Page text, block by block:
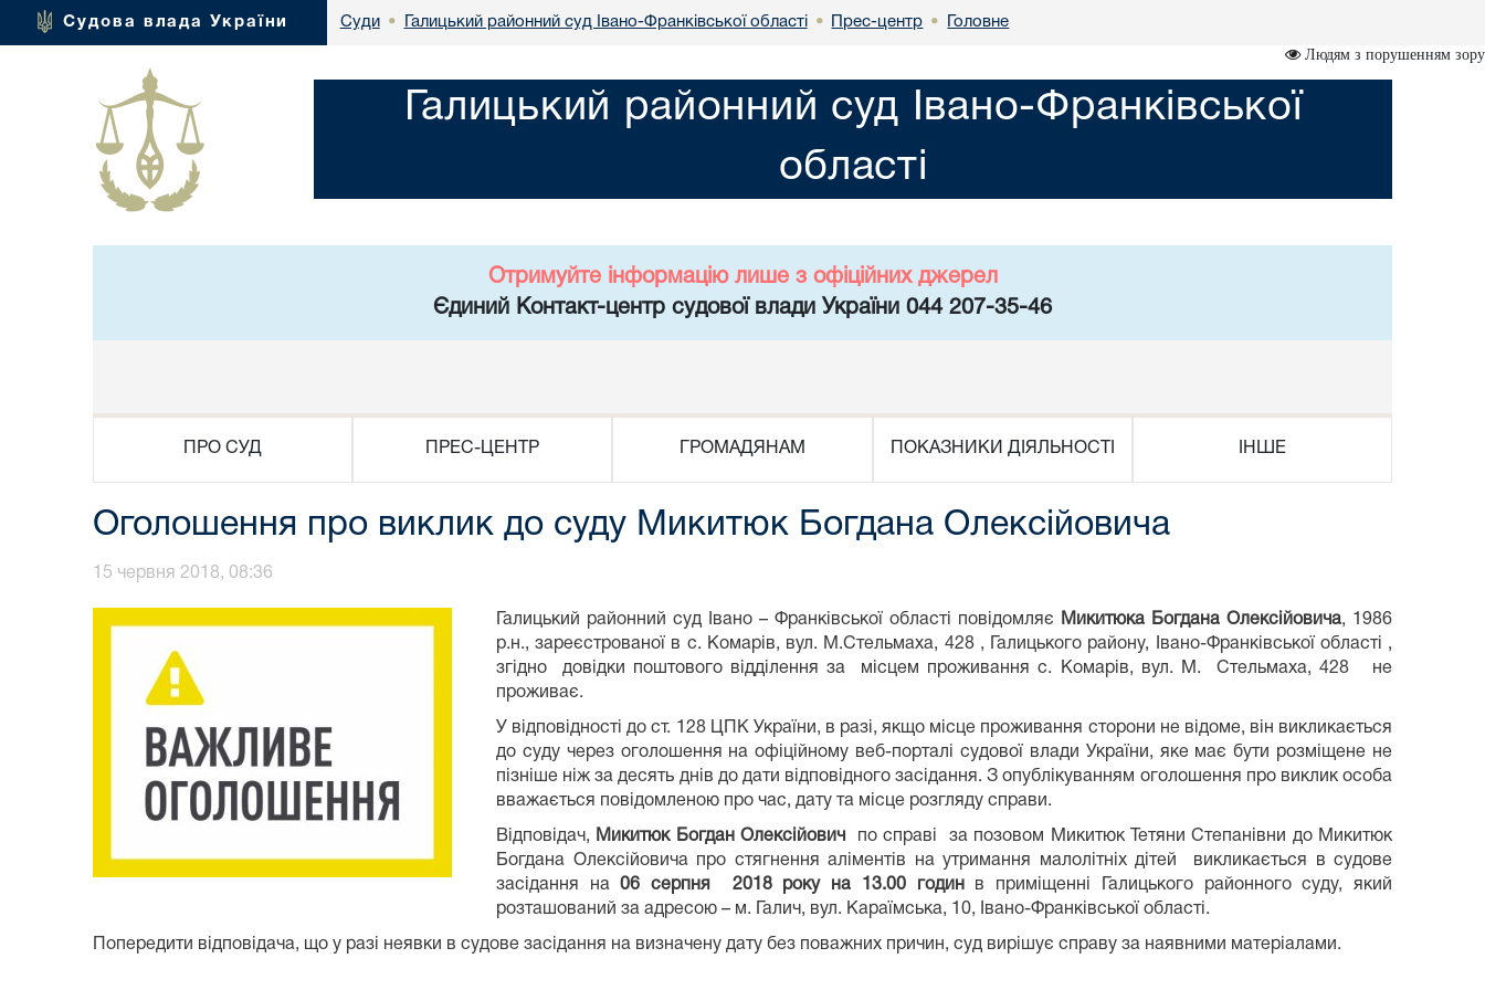
Судова влада України Суди • Галицький районний суд Івано-Франківської області • Прес-центр • Головне
Людям з порушенням зору
Галицький районний суд Івано-Франківської
області
Отримуйте інформацію лише з офіційних джерел
Єдиний Контакт-центр судової влади України 044 207-35-46
ПРО СУД ПРЕС-ЦЕНТР ГРОМАДЯНАМ ПОКАЗНИКИ ДІЯЛЬНОСТІ ІНШЕ
Оголошення про виклик до суду Микитюк Богдана Олексійовича
15 червня 2018, 08:36
Галицький районний суд Івано – Франківської області повідомляє Микитюка Богдана Олексійовича, 1986
р.н., зареєстрованої в с. Комарів, вул. М.Стельмаха, 428 , Галицького району, Івано-Франківської області ,
згідно довідки поштового відділення за місцем проживання с. Комарів, вул. М. Стельмаха, 428 не
проживає.
У відповідності до ст. 128 ЦПК України, в разі, якщо місце проживання сторони не відоме, він викликається
до суду через оголошення на офіційному веб-порталі судової влади України, яке має бути розміщене не
пізніше ніж за десять днів до дати відповідного засідання. З опублікуванням оголошення про виклик особа
вважається повідомленою про час, дату та місце розгляду справи.
Відповідач, Микитюк Богдан Олексійович по справі за позовом Микитюк Тетяни Степанівни до Микитюк
Богдана Олексійовича про стягнення аліментів на утримання малолітніх дітей викликається в судове
засідання на06 серпня 2018 року на 13.00 годин в приміщенні Галицького районного суду, який
розташований за адресою – м. Галич, вул. Караїмська, 10, Івано-Франківської області.
Попередити відповідача, що у разі неявки в судове засідання на визначену дату без поважних причин, суд вирішує справу за наявними матеріалами.